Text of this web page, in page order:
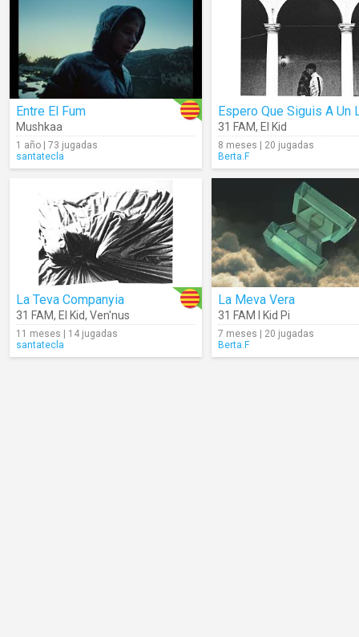
Entre El Fum
Mushkaa
1 año | 73 jugadas
santatecla
31 FAM, El Kid
8 meses | 20 jugadas
Berta.F
La Teva Companyia
31 FAM, El Kid, Ven'nus
11 meses | 14 jugadas
santatecla
La Meva Vera
31 FAM I Kid Pi
7 meses | 20 jugadas
Berta.F